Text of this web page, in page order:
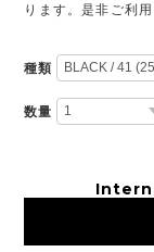
ります。是非ご利
種類
数量